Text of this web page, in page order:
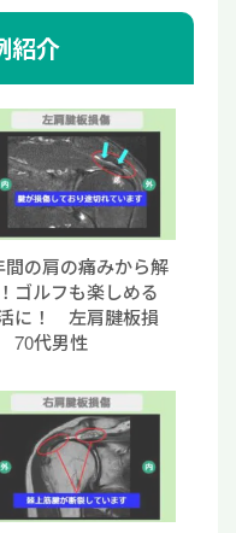
紹介
間の肩の痛みから解
ゴルフも楽しめる
に！ 左肩腱板損
代男性